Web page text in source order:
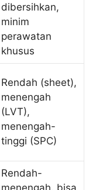
dibersihkan,
minim
perawatan
khusus
Rendah (sheet),
menengah
(LVT),
menengah-
tinggi (SPC)
Rendah-